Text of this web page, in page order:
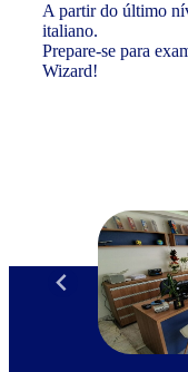
A partir do último
italiano.
Prepare-se para
Wizard!